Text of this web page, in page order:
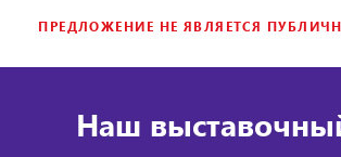
ПРЕДЛОЖЕНИЕ НЕ ЯВЛЯЕТСЯ
Наш